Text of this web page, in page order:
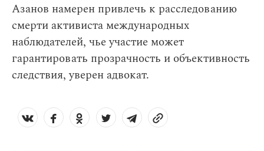
Азанов намерен привлечь к расследованию
смерти активиста международных
наблюдателей, чье участие может
гарантировать прозрачность и объективность
следствия, уверен адвокат.